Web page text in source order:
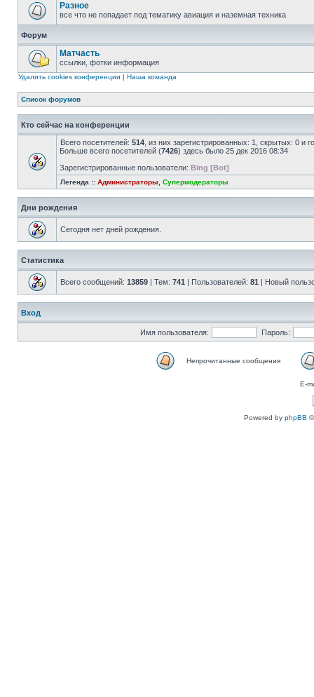
Разное
все что не попадает под тематику авиация и наземная техника
Форум
Матчасть
ссылки, фотки информация
Удалить cookies конференции | Наша команда
Список форумов
Кто сейчас на конференции
Всего посетителей: 514 , из них зарегистрированных: 1, скрытых: 0 и
Больше всего посетителей (7426) здесь было 25 дек 2016 08:34
Зарегистрированные пользователи: Bing [Bot]
Легенда :: Администраторы Супермодераторы
Дни рождения
Сегодня нет дней рождения.
Статистика
Всего сообщений: 13859 | Тем: 741 | Пользователей: 81 | Новый
Вход
Имя пользователя: Пароль:
Непрочитанные сообщения
E-
Powered by phpBB